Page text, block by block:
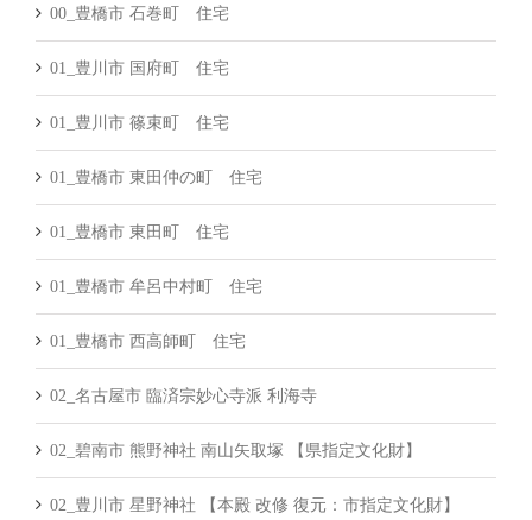
00_豊橋市 石巻町 住宅
01_豊川市 国府町 住宅
01_豊川市 篠束町 住宅
01_豊橋市 東田仲の町 住宅
01_豊橋市 東田町 住宅
01_豊橋市 牟呂中村町 住宅
01_豊橋市 西高師町 住宅
02_名古屋市 臨済宗妙心寺派 利海寺
02_碧南市 熊野神社 南山矢取塚 【県指定文化財】
02_豊川市 星野神社 【本殿 改修 復元：市指定文化財】